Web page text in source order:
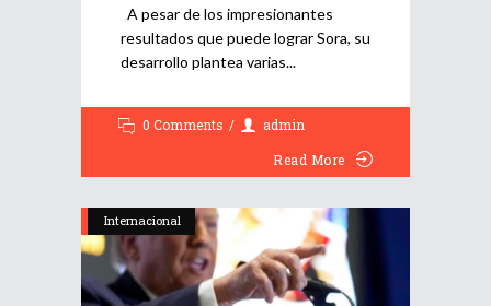
A pesar de los impresionantes
resultados que puede lograr Sora, su
desarrollo plantea varias
0 Comments
admin
Read More
Internacional